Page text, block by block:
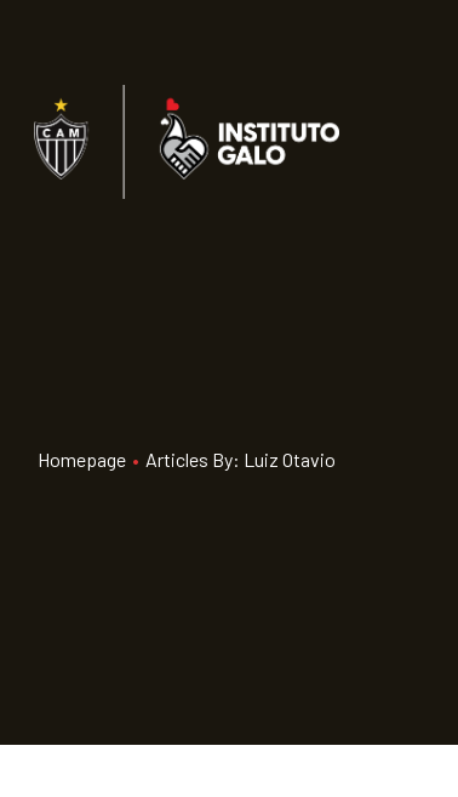
Homepage • Articles By: Luiz Otavio